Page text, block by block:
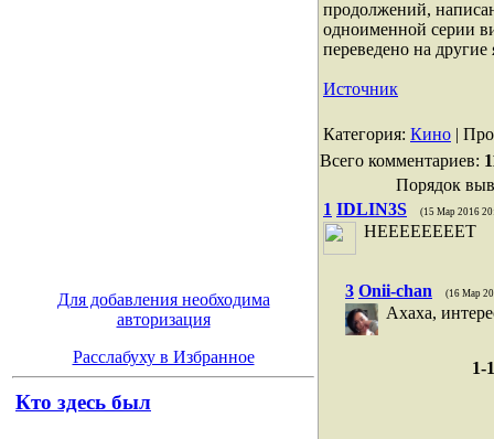
Для добавления необходима
авторизация
Расслабуху в Избранное
Кто здесь был
продолжений,
одноименной серии
переведено на другие
Источник
Категория: Кино |
Всего комментариев:
Порядок
1 IDLIN3S (15 Мар 2016
НЕЕЕЕЕЕЕЕТ
3 Onii-chan (16 Мар
Ахаха,
1-1